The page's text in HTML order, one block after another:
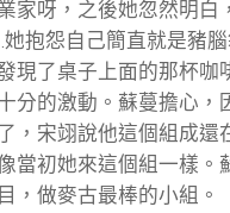
家呀，之後她忽然明白
抱怨自己簡直就是豬腦
了桌子上面的那杯咖
分的激動。蘇蔓擔心，
，宋翊說他這個組成還
當初她來這個組一樣。
，做麥古最棒的小組。